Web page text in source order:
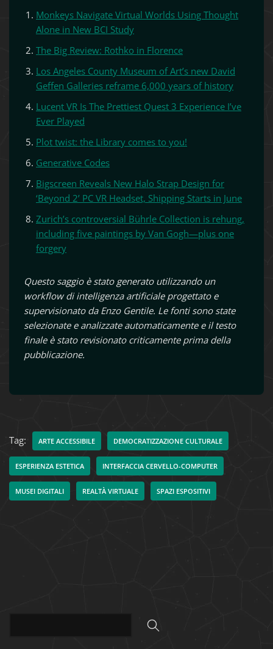
Monkeys Navigate Virtual Worlds Using Thought
Alone in New BCI Study
The Big Review: Rothko in Florence
Los Angeles County Museum of Art’s new David
Geffen Galleries reframe 6,000 years of history
Lucent VR Is The Prettiest Quest 3 Experience I’ve
Ever Played
Plot twist: the Library comes to you!
Generative Codes
Bigscreen Reveals New Halo Strap Design for
‘Beyond 2’ PC VR Headset, Shipping Starts in June
Zurich’s controversial Bührle Collection is rehung,
including five paintings by Van Gogh—plus one
forgery
Questo saggio è stato generato utilizzando un
workflow di intelligenza artificiale progettato e
supervisionato da Enzo Gentile. Le fonti sono state
selezionate e analizzate automaticamente e il testo
finale è stato revisionato criticamente prima della
pubblicazione.
Tag: ARTE ACCESSIBILE DEMOCRATIZZAZIONE CULTURALE
ESPERIENZA ESTETICA INTERFACCIA CERVELLO-COMPUTER
MUSEI DIGITALI REALTÀ VIRTUALE SPAZI ESPOSITIVI